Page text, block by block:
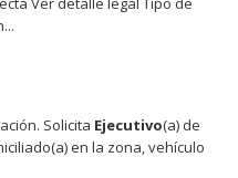
Solicita Ejecutivo(a) de
en la zona, vehículo